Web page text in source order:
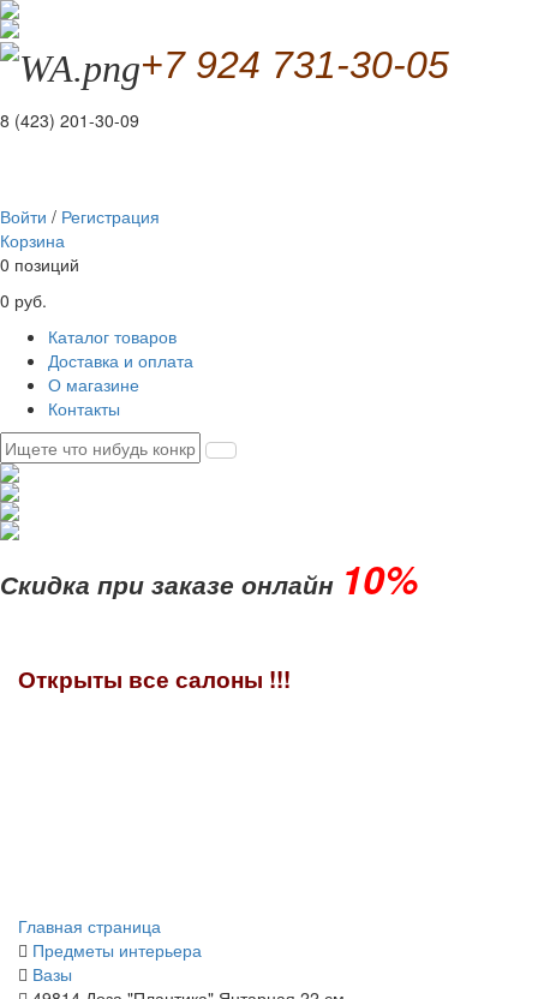
+7 924 731-30-05
8 (423) 201-30-09
Войти / Регистрация
Корзина
0 позиций
0 руб.
Каталог товаров
Доставка и оплата
О магазине
Контакты
Скидка при заказе онлайн 10%
Открыты все салоны !!!
Главная страница
Предметы интерьера
Вазы